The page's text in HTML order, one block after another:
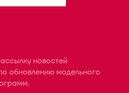
новостей
обновлению модельного